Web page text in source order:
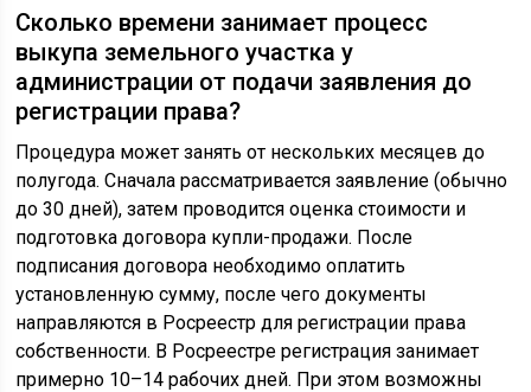
Сколько времени занимает процесс
выкупа земельного участка у
администрации от подачи заявления до
регистрации права?
Процедура может занять от нескольких месяцев до
полугода. Сначала рассматривается заявление (обычно
до 30 дней), затем проводится оценка стоимости и
подготовка договора купли-продажи. После
подписания договора необходимо оплатить
установленную сумму, после чего документы
направляются в Росреестр для регистрации права
собственности. В Росреестре регистрация занимает
примерно 10–14 рабочих дней. При этом возможны